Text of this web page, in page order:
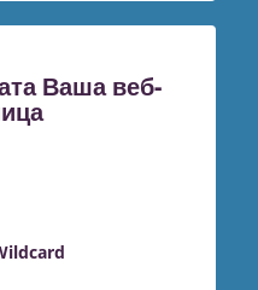
Ваша веб-